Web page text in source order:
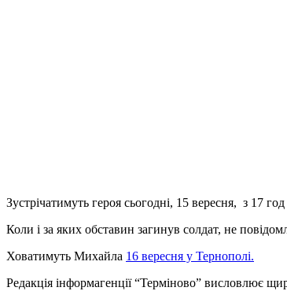
Зустрічатимуть героя сьогодні, 15 вересня, з 17
Коли і за яких обставин загинув солдат, не
Ховатимуть Михайла 16 вересня у Тернополі.
Редакція інформагенції “Терміново” висловлює